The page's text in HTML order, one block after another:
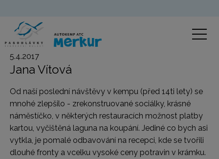
5.4.2017
Jana Vítová
Od naší poslední návštěvy v kempu (před 14ti lety) se
mnohé zlepšilo - zrekonstruované sociálky, krásné
náměstíčko, v některých restauracích možnost platby
kartou, vyčištěná laguna na koupání. Jediné co bych asi
vytkla, je pomalé odbavování na recepci, kde se tvořili
dlouhé fronty a vcelku vysoké ceny potravin v krámku.